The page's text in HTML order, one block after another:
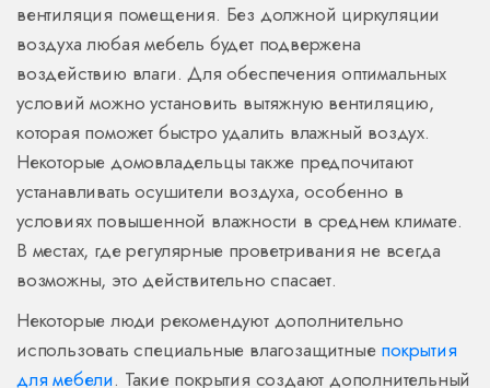
вентиляция помещения. Без должной циркуляции
воздуха любая мебель будет подвержена
воздействию влаги. Для обеспечения оптимальных
условий можно установить вытяжную вентиляцию,
которая поможет быстро удалить влажный воздух.
Некоторые домовладельцы также предпочитают
устанавливать осушители воздуха, особенно в
условиях повышенной влажности в среднем климате.
В местах, где регулярные проветривания не всегда
возможны, это действительно спасает.
Некоторые люди рекомендуют дополнительно
использовать специальные влагозащитные покрытия
для мебели. Такие покрытия создают дополнительный